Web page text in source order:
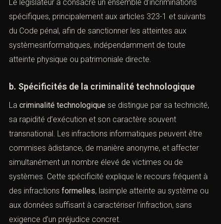
👉
https://www.legifrance.gouv.fr/codes/id/
Le législateur a consacré un ensemble d’incriminations
suivants du Code pénal, afin de sanctionner les atteintes
b. Spécificités de la criminalité technologique
Lacriminalité technologiquese distingue par sa
technicité, sa rapidité d’exécution et son caractère
souvent transnational. Les infractions informatiques
peuvent être commises àdistance, de manière
anonyme, et affecter simultanément un nombre élevé de